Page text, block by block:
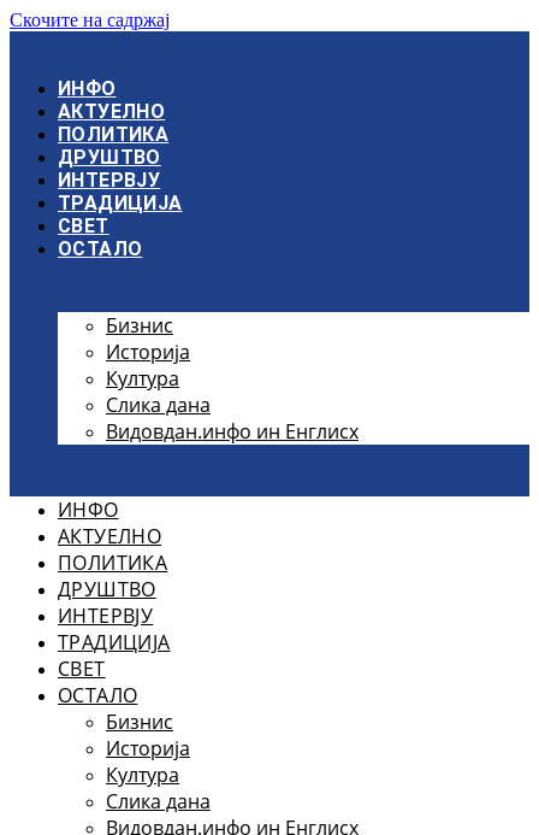
Скочите на садржај
ИНФО
АКТУЕЛНО
ПОЛИТИКА
ДРУШТВО
ИНТЕРВЈУ
ТРАДИЦИЈА
СВЕТ
ОСТАЛО
Бизнис
Историја
Култура
Слика дана
Видовдан.инфо ин Енглисх
ИНФО
АКТУЕЛНО
ПОЛИТИКА
ДРУШТВО
ИНТЕРВЈУ
ТРАДИЦИЈА
СВЕТ
ОСТАЛО
Бизнис
Историја
Култура
Слика дана
Видовдан.инфо ин Енглисх